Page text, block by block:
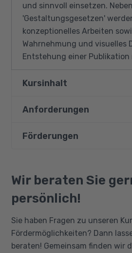
und sinnvoll einsetzen.
'Gestaltungsgesetzen'
konzeptionelles Arbeiten
Wahrnehmung und visuelles
Entstehung einer
Kursinhalt
Was ist Gestaltung?
Gestaltungsgesetze
Sonderfarben
Gestaltung mit Farbe in der
Bildgestaltung
Grundlagen der Typografie
Schriftklassifikation
Anforderungen
Ein sicherer Umgang mit dem
Grundvoraussetzung für
Dabei erörtern wir eventuell
Anwendungsprogrammen.
Förderungen
Qualifizierungschancengesetz
Berufliche Rehabilitation
Wir beraten Sie
persönlich!
Sie haben Fragen zu unseren
Fördermöglichkeiten? Dann
beraten! Gemeinsam finden wir